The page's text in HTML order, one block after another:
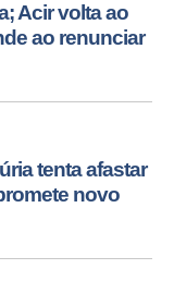
Acir volta ao
ao renunciar
tenta afastar
novo